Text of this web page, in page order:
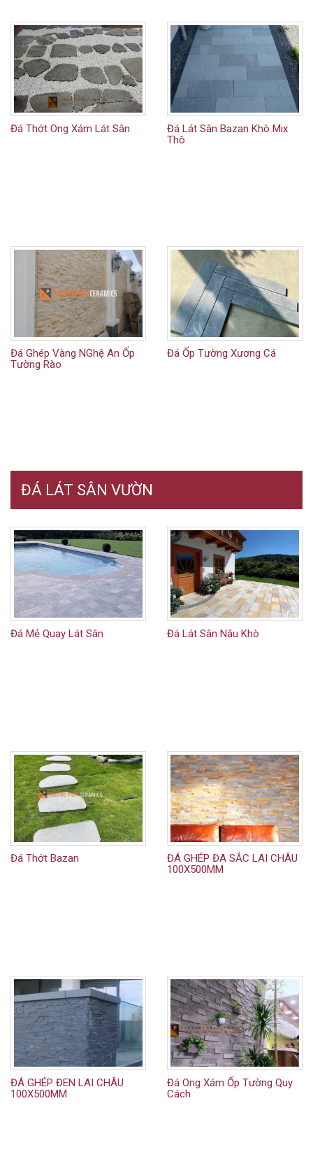
Đá Thớt Ong Xám Lát Sân
Đá Lát Sân Bazan Khò Mix
Thô
Đá Ghép Vàng NGhệ An Ốp
Tường Rào
Đá Ốp Tường Xương Cá
ĐÁ LÁT SÂN VƯỜN
Đá Mẻ Quay Lát Sân Đá Lát Sân Nâu Khò
Đá Thớt Bazan
ĐÁ GHÉP ĐA SẮC LAI CHÂU
100X500MM
ĐÁ GHÉP ĐEN LAI CHÂU
100X500MM
Đá Ong Xám Ốp Tường Quy
Cách